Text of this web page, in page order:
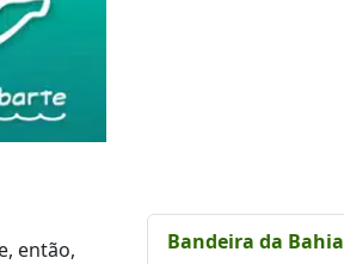
então,
Bandeira da Bahia